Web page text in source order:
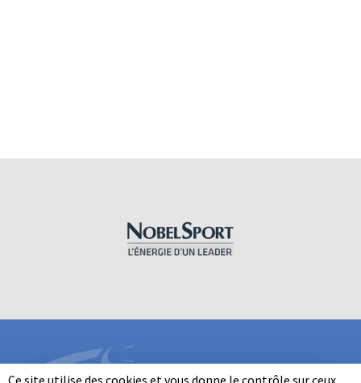
Ce site utilise des cookies et vous donne le contrôle sur ceux